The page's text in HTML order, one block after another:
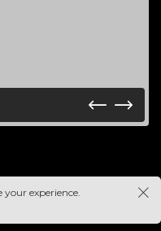
your experience.